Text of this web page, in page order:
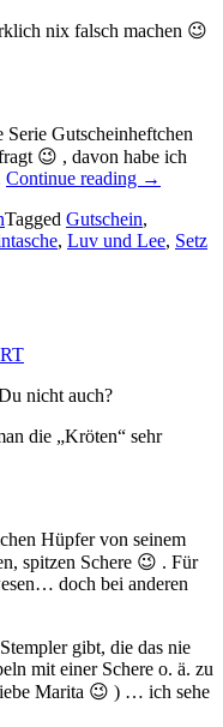
nix falsch machen 😉
Gutscheinheftchen
😉 , davon habe ich
Continue reading „Setz
Segel!
–
→
Tagged Gutschein,
, Luv und Lee, Setz
nicht auch?
die „Kröten“ sehr
Hüpfer von seinem
spitzen Schere 😉 . Für
doch bei anderen
gibt, die das nie
mit einer Schere o. ä. zu
Marita 😉 ) … ich sehe